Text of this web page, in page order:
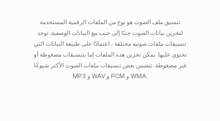
تنسيق ملف الصوت هو نوع من الملفات الرقمية المستخدمة
لتخزين بيانات الصوت جنبًا إلى جنب مع البيانات الوصفية. توجد
تنسيقات ملفات صوتية مختلفة ، اعتمادًا على طبيعة البيانات التي
تحتوي عليها. يمكن تخزين هذه الملفات إما بتنسيقات مضغوطة أو
غير مضغوطة. تتضمن بعض تنسيقات ملفات الصوت الأكثر شيوعًا
MP3 و WAV و PCM و WMA.